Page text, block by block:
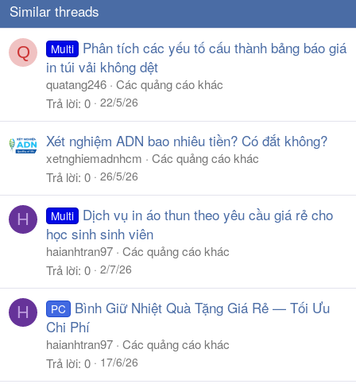
Similar threads
Q Multi
Phân tích các yếu tố cấu thành bảng báo giá
in túi vải không dệt
quatang246 Các quảng cáo khác
Trả lời 0 22/5/26
Xét nghiệm ADN bao nhiêu tiền? Có đắt không?
xetnghiemadnhcm
Các quảng cáo khác
Trả lời 0 26/5/26
H Multi
Dịch vụ in áo thun theo yêu cầu giá rẻ cho
học sinh sinh viên
haianhtran97 Các quảng cáo khác
Trả lời 0 2/7/26
H PC
Bình Giữ Nhiệt Quà Tặng Giá Rẻ — Tối Ưu
Chi Phí
haianhtran97 Các quảng cáo khác
Trả lời 0 17/6/26